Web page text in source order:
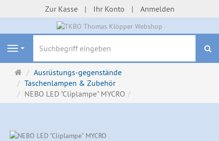
Zur Kasse Ihr Konto Anmelden
Navigation
Startseite
Ausrüstungs-gegenstände
Taschenlampen & Zubehör
NEBO LED "Cliplampe" MYCRO